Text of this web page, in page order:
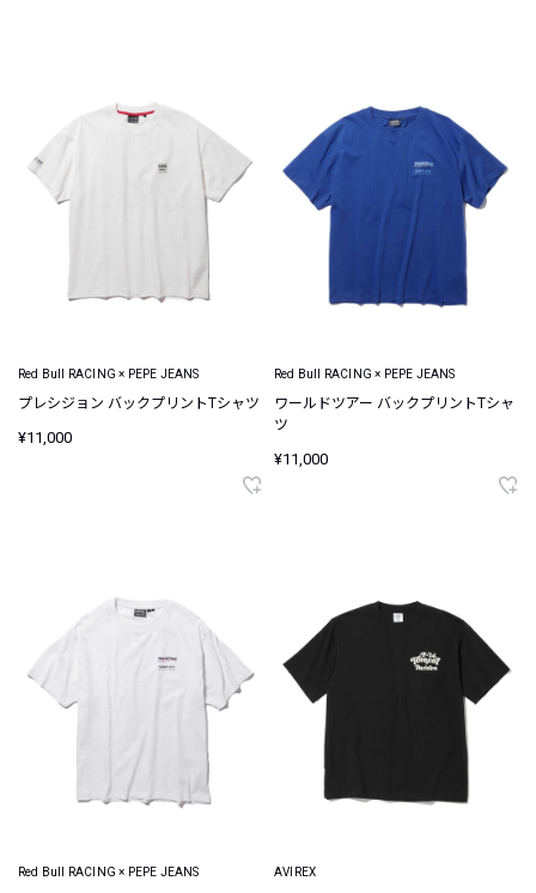
Red Bull RACING × PEPE JEANS
プレシジョン バックプリントTシャツ
¥11,000
Red Bull RACING × PEPE JEANS
ワールドツアー バックプリントTシャ
ツ
¥11,000
Red Bull RACING × PEPE JEANS AVIREX